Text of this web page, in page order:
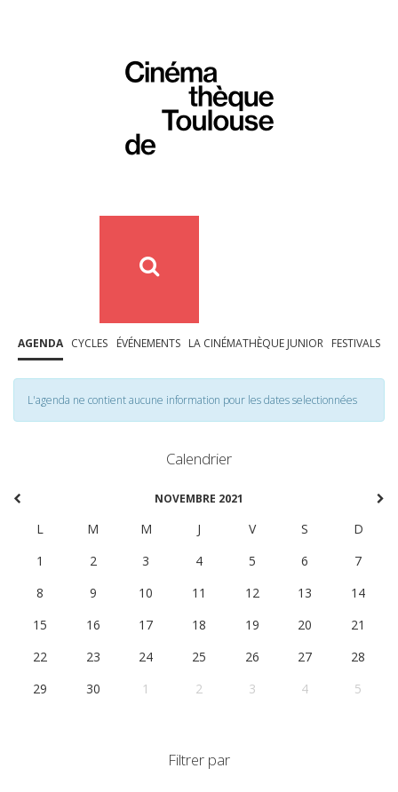
AGENDA CYCLES ÉVÉNEMENTS LA CINÉMATHÈQUE JUNIOR FESTIVALS
L'agenda ne contient aucune information pour les dates selectionnées
Calendrier
NOVEMBRE 2021
L M M J V S
D
1
2 3 4 5 6
7
8
9 10 11 12 13
14
15
16 17 18 19 20
21
22
23 24 25 26 27
28
29
30 1 2 3 4 5
Filtrer par